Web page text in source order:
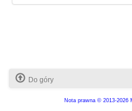
Do góry
Nota prawna © 2013-2026